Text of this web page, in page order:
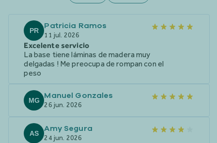
PR Patricia Ramos
11 jul. 2026
Excelente servicio
La base tiene láminas de madera muy
delgadas ! Me preocupa de rompan con el
peso
MG Manuel Gonzales
26 jun. 2026
AS Amy Segura
24 jun. 2026